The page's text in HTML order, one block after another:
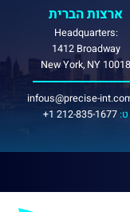
ארצות הברית
Headquarters:
1412 Broadway
New York, NY 10018
infous@precise-
+1 212-835-1677:ט